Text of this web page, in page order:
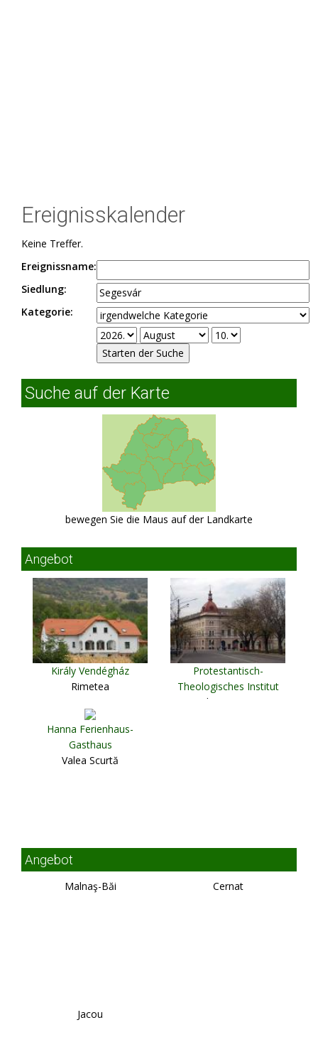
Ereignisskalender
Keine Treffer.
Ereignissname:
Siedlung:
Kategorie:
Suche auf der Karte
bewegen Sie die Maus auf der Landkarte
Angebot
Király Vendégház
Rimetea
Protestantisch-
Theologisches Institut
Cluj Napoca
Hanna Ferienhaus-
Gasthaus
Valea Scurtă
Angebot
Malnaş-Băi Cernat
Jacou